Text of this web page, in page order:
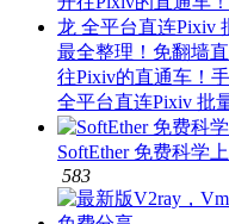
最全整理！免翻墙
往Pixiv的直通车！
全平台直连Pixiv 批
SoftEther 免费科学
583